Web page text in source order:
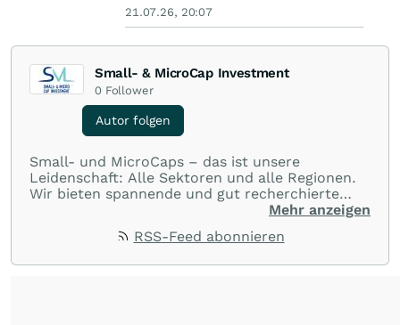
21.07.26, 20:07
Small- & MicroCap Investment
0 Follower
Autor folgen
Small- und MicroCaps – das ist unsere
Leidenschaft: Alle Sektoren und alle Regionen.
Wir bieten spannende und gut recherchierte
Einblicke in branchen- und marktbezogene
umfangreiche Erfahrungen in der Branche und
Mehr anzeigen
RSS-Feed abonnieren